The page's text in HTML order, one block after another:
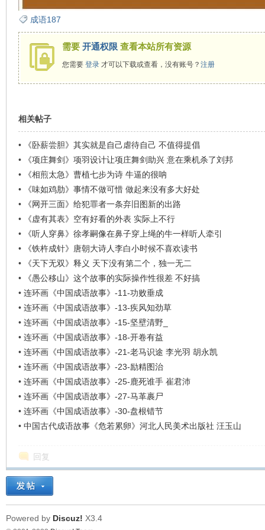
成语187
需要 开通权限 查看本站所有资源
您需要 登录才可以下载或查看，没有账号？ 注册
相关帖子
•
《卧薪尝胆》其实就是自己虐待自己 不值得提倡
•
《项庄舞剑》项羽设计让项庄舞剑助兴 意在乘机杀了刘邦
•
《相煎太急》曹植七步为诗 牛逼的很呐
•
《味如鸡肋》事情不做可惜 做起来没有多大好处
•
《网开三面》给犯罪者一条弃旧图新的出路
•
《虚有其表》空有好看的外表 实际上不行
•
《听人穿鼻》徐孝嗣像在鼻子穿上绳的牛一样听人牵引
•
《铁杵成针》唐朝大诗人李白小时候不喜欢读书
•
《天下无双》释义 天下没有第二个，独一无二
•
《愚公移山》这个故事的实际操作性很差 不好搞
• 连环画《中国成语故事》-11-功败垂成
• 连环画《中国成语故事》-13-疾风知劲草
• 连环画《中国成语故事》-15-坚壁清野_
• 连环画《中国成语故事》-18-开卷有益
• 连环画《中国成语故事》-21-老马识途 李光羽 胡永凯
• 连环画《中国成语故事》-23-励精图治
• 连环画《中国成语故事》-25-鹿死谁手 崔君沛
• 连环画《中国成语故事》-27-马革裹尸
• 连环画《中国成语故事》-30-盘根错节
• 中国古代成语故事《危若累卵》河北人民美术出版社 汪玉山
回复
Powered by Discuz! X3.4